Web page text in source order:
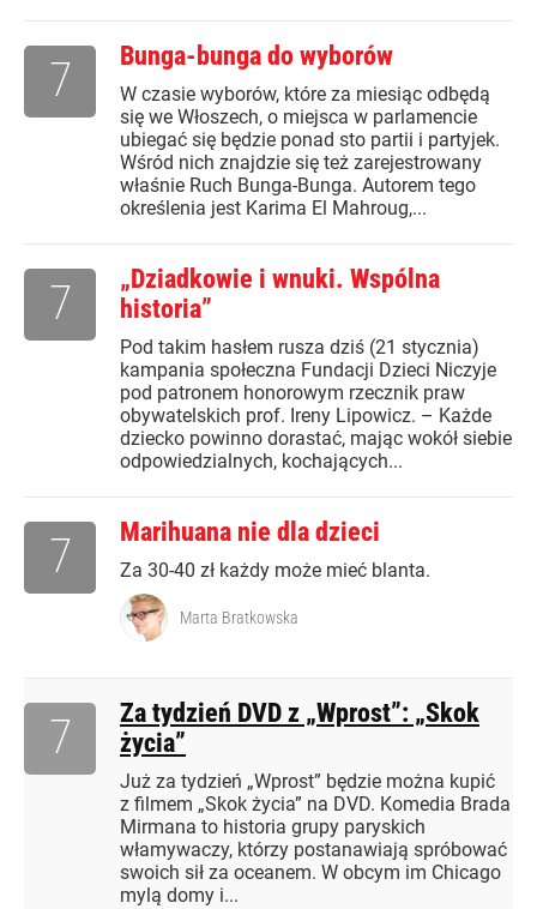
Bunga-bunga do wyborów
W czasie wyborów, które za miesiąc odbędą
się we Włoszech, o miejsca w parlamencie
ubiegać się będzie ponad sto partii i partyjek.
Wśród nich znajdzie się też zarejestrowany
właśnie Ruch Bunga-Bunga. Autorem tego
określenia jest Karima El Mahroug,...
7
„Dziadkowie i wnuki. Wspólna
historia”
Pod takim hasłem rusza dziś (21 stycznia)
kampania społeczna Fundacji Dzieci Niczyje
pod patronem honorowym rzecznik praw
obywatelskich prof. Ireny Lipowicz. – Każde
dziecko powinno dorastać, mając wokół siebie
odpowiedzialnych, kochających...
7
Marihuana nie dla dzieci
Za 30-40 zł każdy może mieć blanta.
7
Marta Bratkowska
Za tydzień DVD z „Wprost”: „Skok
życia”
Już za tydzień „Wprost” będzie można kupić
z filmem „Skok życia” na DVD. Komedia Brada
Mirmana to historia grupy paryskich
włamywaczy, którzy postanawiają spróbować
swoich sił za oceanem. W obcym im Chicago
mylą domy i...
7